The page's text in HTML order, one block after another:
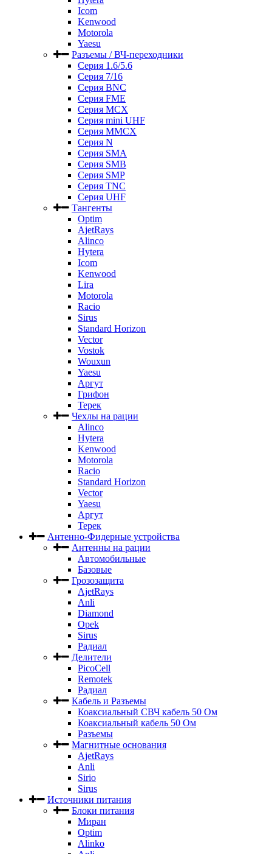
Icom
Kenwood
Motorola
Yaesu
Разъемы / ВЧ-переходники
Серия 1.6/5.6
Серия 7/16
Серия BNC
Серия FME
Серия MCX
Серия mini UHF
Серия MMCX
Серия N
Серия SMA
Серия SMB
Серия SMP
Серия TNC
Серия UHF
Тангенты
Optim
AjetRays
Alinco
Hytera
Icom
Kenwood
Lira
Motorola
Racio
Sirus
Standard Horizon
Vector
Vostok
Wouxun
Yaesu
Аргут
Грифон
Терек
Чехлы на рации
Alinco
Hytera
Kenwood
Motorola
Racio
Standard Horizon
Vector
Yaesu
Аргут
Терек
Антенно-Фидерные устройства
Антенны на рации
Автомобильные
Базовые
Грозозащита
AjetRays
Anli
Diamond
Opek
Sirus
Радиал
Делители
PicoCell
Remotek
Радиал
Кабель и Разъемы
Коаксиальный СВЧ кабель 50 Ом
Коаксиальный кабель 50 Ом
Разъемы
Магнитные основания
AjetRays
Anli
Sirio
Sirus
Источники питания
Блоки питания
Миран
Optim
Alinko